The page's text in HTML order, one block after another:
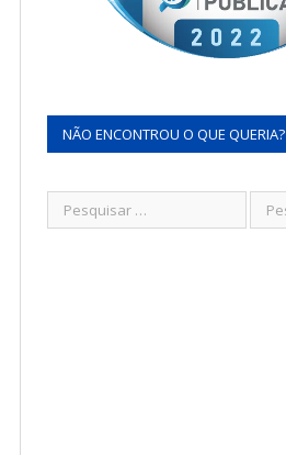
NÃO ENCONTROU O QUE QUERIA?